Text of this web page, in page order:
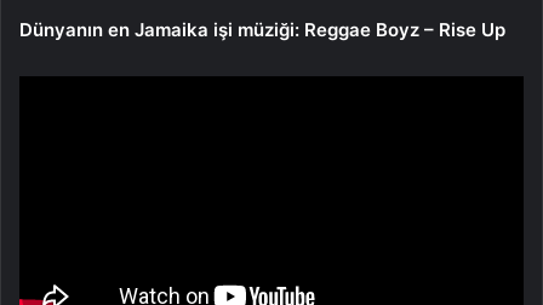
Dünyanın en Jamaika işi müziği: Reggae Boyz – Rise Up